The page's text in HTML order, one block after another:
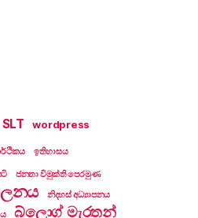
SLT wordpress
ඉතිහාසය
ජනතා විමුක්ති පෙරමුණ
නිදහස් අධ්‍යාපනය
බ්ලොග් මැරතන්